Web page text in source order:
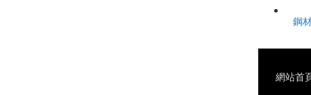
鋼
網站首